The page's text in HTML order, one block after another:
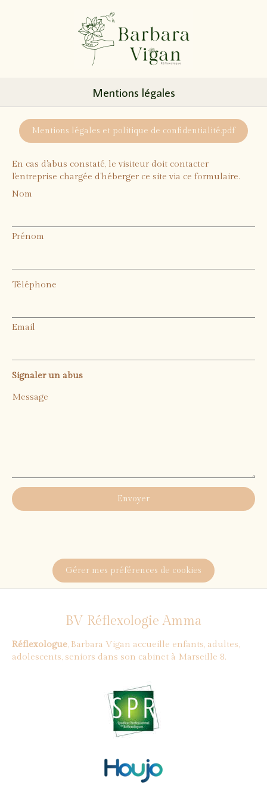
Mentions légales
Mentions légales et politique de confidentialité.pdf
En cas d'abus constaté, le visiteur doit contacter
l'entreprise chargée d'héberger ce site via ce formulaire.
Nom
Prénom
Téléphone
Email
Signaler un abus
Message
Envoyer
Gérer mes préférences de cookies
BV Réflexologie Amma
Réflexologue, Barbara Vigan accueille enfants, adultes,
adolescents, seniors dans son cabinet à Marseille 8.